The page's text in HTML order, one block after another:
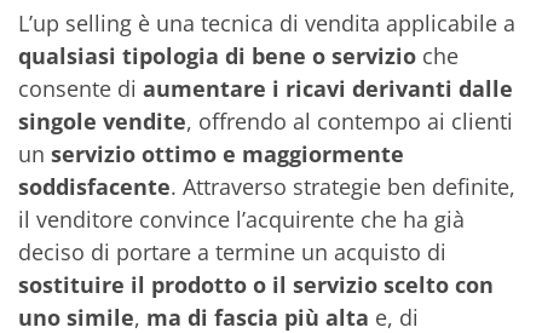
L’up selling è una tecnica di vendita applicabile a
qualsiasi tipologia di bene o servizio che
consente di aumentare i ricavi derivanti dalle
singole vendite, offrendo al contempo ai clienti
un servizio ottimo e maggiormente
soddisfacente. Attraverso strategie ben definite,
il venditore convince l’acquirente che ha già
deciso di portare a termine un acquisto di
sostituire il prodotto o il servizio scelto con
uno simile, ma di fascia più alta e, di